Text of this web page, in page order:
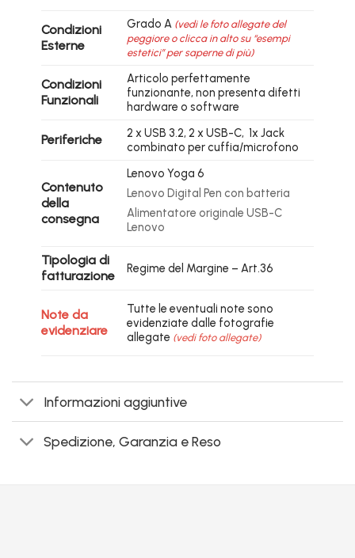
Condizioni
Esterne
Grado A (vedi le foto allegate del
peggiore o clicca in alto su “esempi
estetici” per saperne di più)
Condizioni
Funzionali
Articolo perfettamente
funzionante, non presenta difetti
hardware o software
Periferiche
2 x USB 3.2, 2 x USB-C, 1x Jack
combinato per cuffia/microfono
Contenuto
della
consegna
Lenovo Yoga 6
Lenovo Digital Pen con batteria
Alimentatore originale USB-C
Lenovo
Tipologia di
fatturazione
Regime del Margine – Art.36
Note da
evidenziare
Tutte le eventuali note sono
evidenziate dalle fotografie
allegate (vedi foto allegate)
Informazioni aggiuntive
Spedizione, Garanzia e Reso